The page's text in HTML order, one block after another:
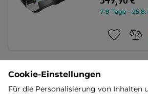
7-9 Tage –
FF906
Titanium P/J
Cookie-Einstellungen
Für die Personalisierung von Inhalten